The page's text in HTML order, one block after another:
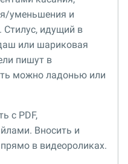
уменьшения и
Стилус, идущий в
или шариковая
пишут в
можно ладонью или
с PDF,
Вносить и
в видеороликах.